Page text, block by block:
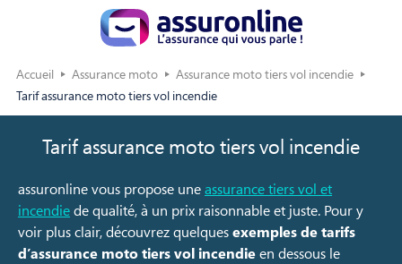
Accueil Assurance moto
Assurance moto tiers vol incendie
Tarif assurance moto tiers vol incendie
Tarif assurance moto tiers vol incendie
assuronline vous propose uneassurance tiers vol et
incendiede qualité, à un prix raisonnable et juste. Pour y
voir plus clair, découvrez quelquesexemples de tarifs
d’assurance moto tiers vol incendieen dessous le